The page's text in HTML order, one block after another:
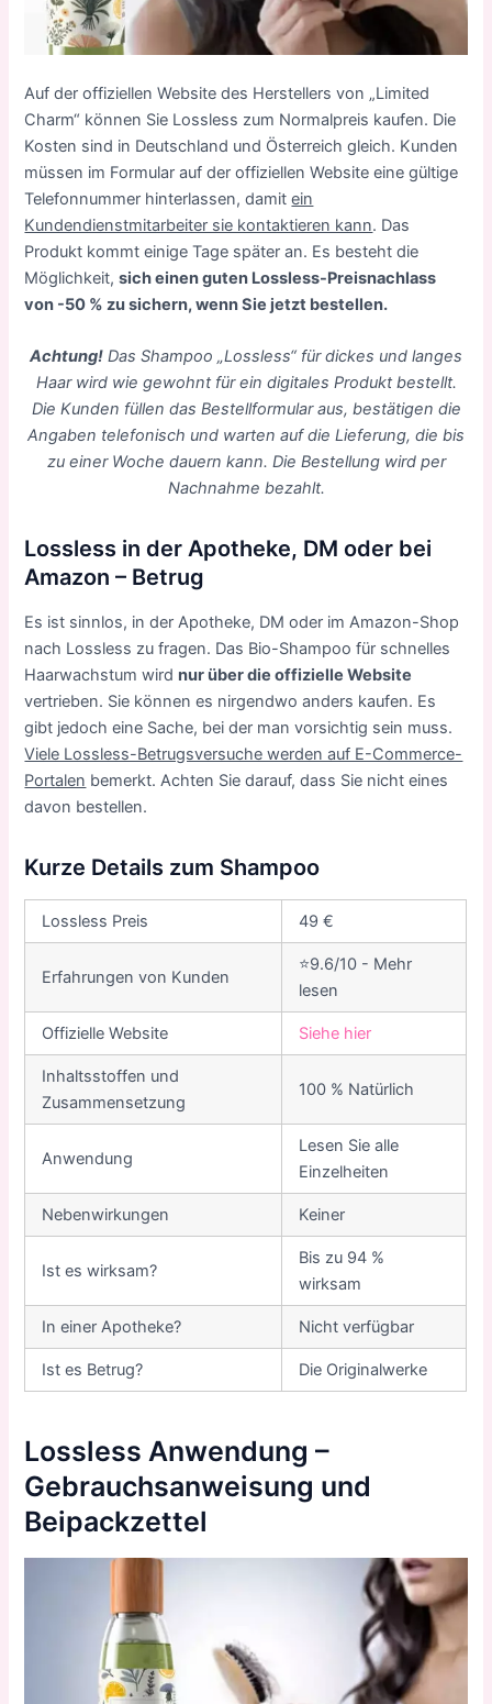
Auf der offiziellen Website des Herstellers von „Limited
Charm“ können Sie Lossless zum Normalpreis kaufen. Die
Kosten sind in Deutschland und Österreich gleich. Kunden
müssen im Formular auf der offiziellen Website eine gültige
Telefonnummer hinterlassen, damitein
Kundendienstmitarbeiter sie kontaktieren kann. Das
Produkt kommt einige Tage später an. Es besteht die
Möglichkeit,sich einen guten Lossless-Preisnachlass
von -50 % zu sichern, wenn Sie jetzt bestellen.
Achtung! Das Shampoo „Lossless“ für dickes und langes
Haar wird wie gewohnt für ein digitales Produkt bestellt.
Die Kunden füllen das Bestellformular aus, bestätigen die
Angaben telefonisch und warten auf die Lieferung, die bis
zu einer Woche dauern kann. Die Bestellung wird per
Nachnahme bezahlt.
Lossless in der Apotheke, DM oder bei
Amazon – Betrug
Es ist sinnlos, in der Apotheke, DM oder im Amazon-Shop
nach Lossless zu fragen. Das Bio-Shampoo für schnelles
Haarwachstum wird nur über die offizielle Website
vertrieben. Sie können es nirgendwo anders kaufen. Es
gibt jedoch eine Sache, bei der man vorsichtig sein muss.
Viele Lossless-Betrugsversuche werden auf E-Commerce-
Portalen bemerkt. Achten Sie darauf, dass Sie nicht eines
davon bestellen.
Kurze Details zum Shampoo
Lossless Preis 49 €
Erfahrungen von Kunden
⭐9.6/10 - Mehr
lesen
Offizielle Website Siehe hier
Inhaltsstoffen und
Zusammensetzung
100 % Natürlich
Anwendung
Lesen Sie alle
Einzelheiten
Nebenwirkungen Keiner
Ist es wirksam?
Bis zu 94 %
wirksam
In einer Apotheke? Nicht verfügbar
Ist es Betrug? Die Originalwerke
Lossless Anwendung –
Gebrauchsanweisung und
Beipackzettel